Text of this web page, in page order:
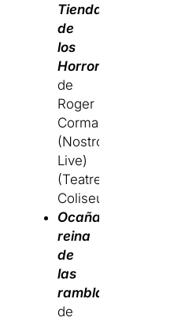
Tienda
de
los
Horrores
de
Roger
Corman
(Nostromo
Live)
(Teatre
Coliseum)
Ocaña,
reina
de
las
ramblas
de